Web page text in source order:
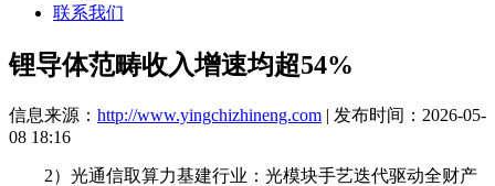
联系我们
锂导体范畴收入增速均超54%
信息来源： http://www.yingchizhineng.com | 发布时间：2026-05-
08 18:16
2）光通信取算力基建行业：光模块手艺迭代驱动全财产